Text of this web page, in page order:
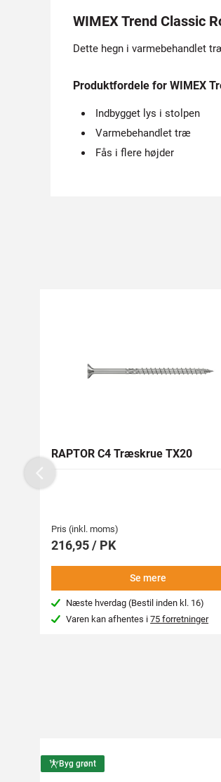
WIMEX Trend Classic
Dette hegn i varmebehandlet
Produktfordele for WIMEX
Indbygget lys i stolpen
Varmebehandlet træ
Fås i flere højder
RAPTOR C4 Træskrue TX20
Pris (inkl. moms)
216,95 / PK
Se mere
Næste hverdag (Bestil inden kl. 16)
Varen kan afhentes i75 forretninger
Previous
Byg grønt